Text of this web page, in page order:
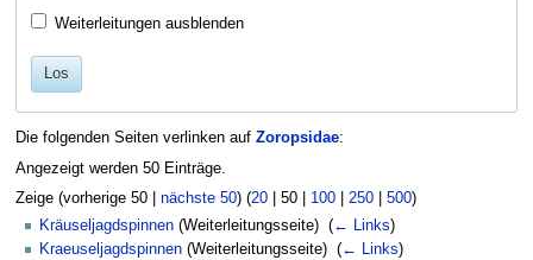
Weiterleitungen ausblenden
Los
Die folgenden Seiten verlinken auf Zoropsidae:
Angezeigt werden 50 Einträge.
Zeige (vorherige 50| nächste 50) (20| 50| 100| 250| 500)
Kräuseljagdspinnen (Weiterleitungsseite) ‎ (← Links)
Kraeuseljagdspinnen (Weiterleitungsseite) ‎ (← Links)